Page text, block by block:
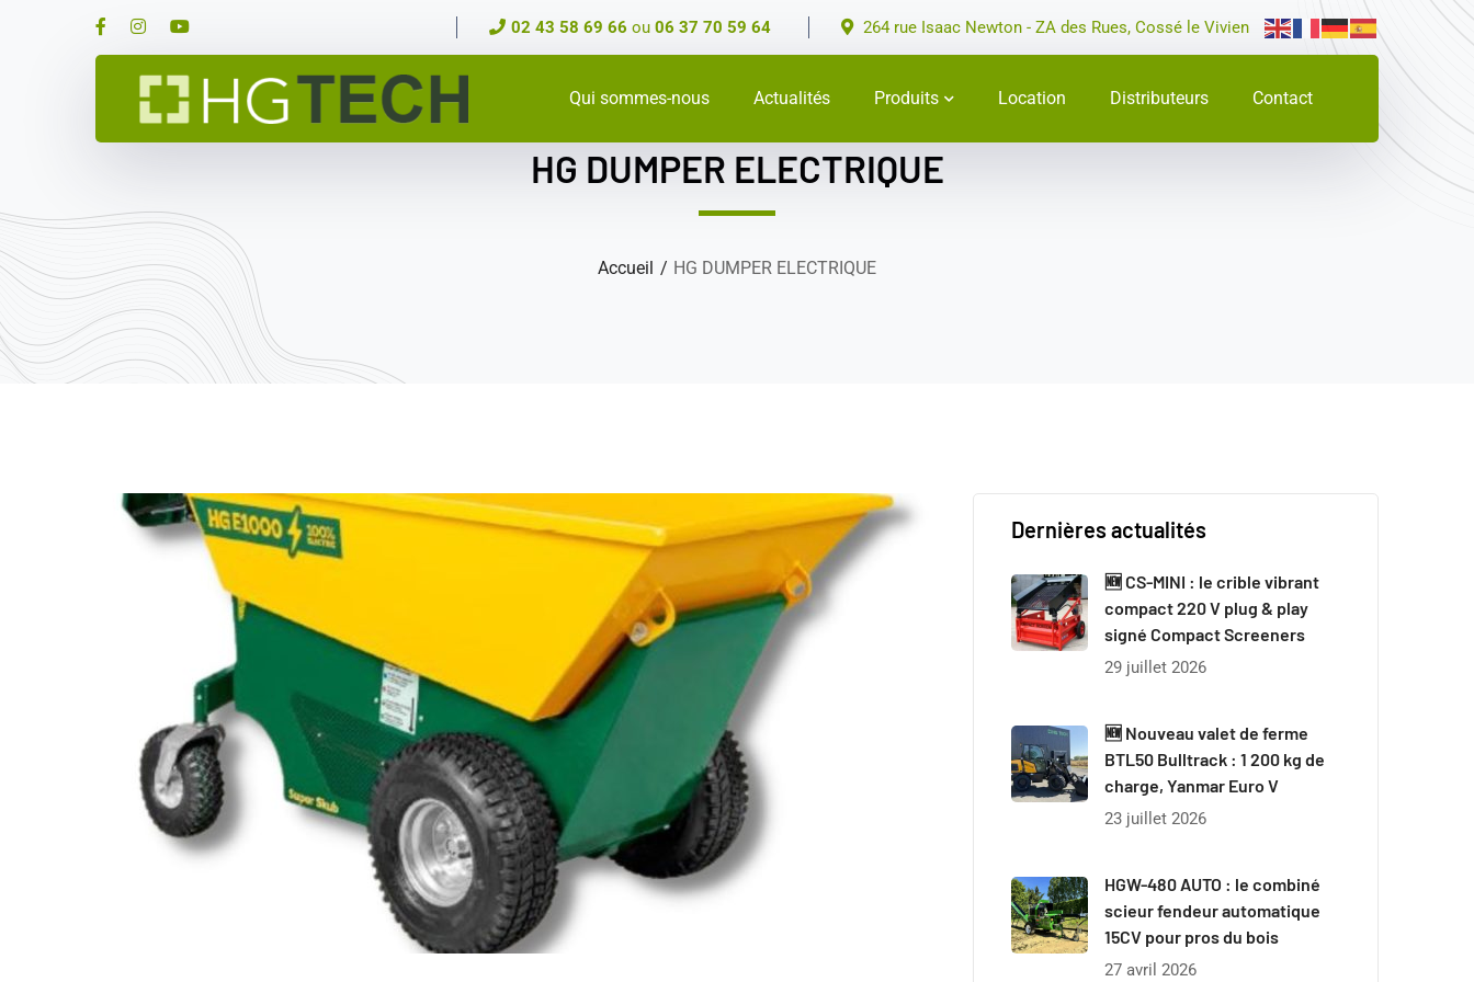
Facebook
Profile
Instagram
Profile
Youtube
Profile
02 43 58 69 66 ou 06 37 70 59 64 264 rue Isaac Newton - ZA des Rues, Cossé le Vivien
Qui sommes-nous Actualités Produits Location Distributeurs Contact
HG DUMPER ELECTRIQUE
Accueil HG DUMPER ELECTRIQUE
Dernières actualités
🆕 CS-MINI : le crible vibrant
compact 220 V plug & play
signé Compact Screeners
29 juillet 2026
🆕 Nouveau valet de ferme
BTL50 Bulltrack : 1 200 kg de
charge, Yanmar Euro V
23 juillet 2026
HGW-480 AUTO : le combiné
scieur fendeur automatique
15CV pour pros du bois
27 avril 2026